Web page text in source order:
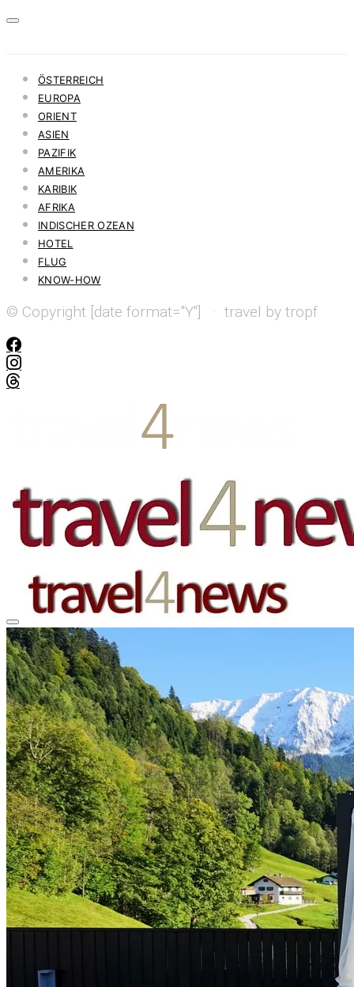
ÖSTERREICH
EUROPA
ORIENT
ASIEN
PAZIFIK
AMERIKA
KARIBIK
AFRIKA
INDISCHER OZEAN
HOTEL
FLUG
KNOW-HOW
© Copyright [date format="Y"] · travel by tropf
EUROPA
DEUTSCHLAND
FINNLAND
FRANKREICH
GRIECHENLAND
GROSSBRITANNIEN
IRLAND
ISLAND
ITALIEN
KANARISCHE INSELN
EUROPA
KROATIEN